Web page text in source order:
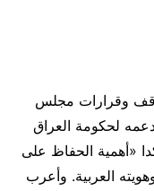
وقرارات مجلس
دعمه لحكومة العراق
«أهمية الحفاظ على
العربية. وأعرب